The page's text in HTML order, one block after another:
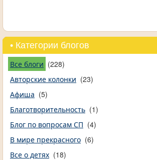
• Категории блогов
Все блоги (228)
Авторские колонки (23)
Афиша (5)
Благотворительность (1)
Блог по вопросам СП (4)
В мире прекрасного (6)
Все о детях (18)